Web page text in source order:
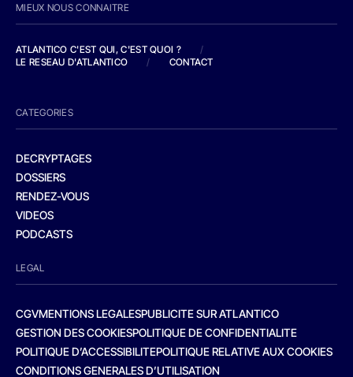
MIEUX NOUS CONNAITRE
ATLANTICO C'EST QUI, C'EST QUOI ?
/
LE RESEAU D'ATLANTICO
/ CONTACT
CATEGORIES
DECRYPTAGES
DOSSIERS
RENDEZ-VOUS
VIDEOS
PODCASTS
LEGAL
CGVMENTIONS LEGALESPUBLICITE SUR ATLANTICO
GESTION DES COOKIESPOLITIQUE DE CONFIDENTIALITE
POLITIQUE D’ACCESSIBILITEPOLITIQUE RELATIVE AUX COOKIES
CONDITIONS GENERALES D’UTILISATION